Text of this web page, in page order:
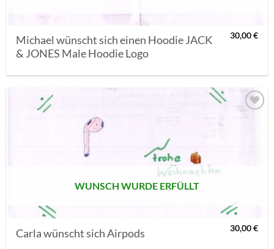
Michael wünscht sich einen Hoodie JACK
& JONES Male Hoodie Logo
30,00€
WUNSCH WURDE ERFÜLLT
Carla wünscht sich Airpods 30,00€